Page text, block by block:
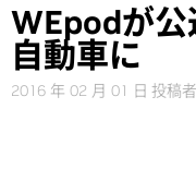
WEpodが公
自動車に
2016 年 02 月 01 日 投稿者